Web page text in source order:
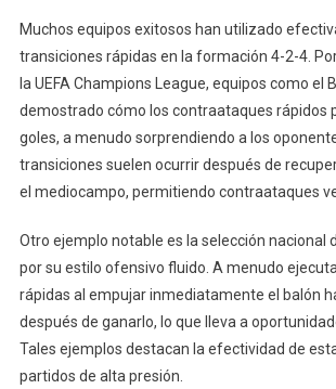
Muchos equipos exitosos han utilizado
transiciones rápidas en la formación 4-2-4.
la UEFA Champions League, equipos como el
demostrado cómo los contraataques rápidos
goles, a menudo sorprendiendo a los
transiciones suelen ocurrir después de
el mediocampo, permitiendo contraataques
Otro ejemplo notable es la selección nacional
por su estilo ofensivo fluido. A menudo
rápidas al empujar inmediatamente el balón
después de ganarlo, lo que lleva a
Tales ejemplos destacan la efectividad de
partidos de alta presión.